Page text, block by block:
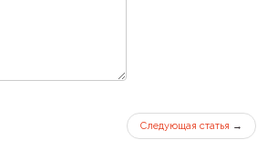
Следующая статья →